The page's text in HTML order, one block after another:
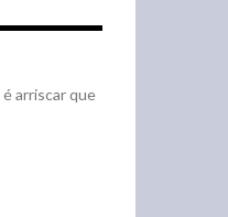
arriscar que